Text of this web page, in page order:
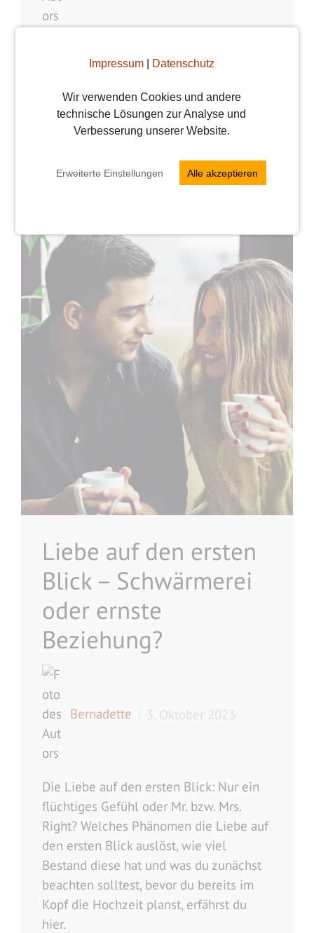
Impressum| Datenschutz
Wir verwenden Cookies und andere
technische Lösungen zur Analyse und
Verbesserung unserer Website.
Erweiterte Einstellungen Alle akzeptieren
lernen und so den richtigen Partner
Selbstliebe Guide mit 7 Tipps für deine
Partnersuche.
Liebe auf den ersten
Blick – Schwärmerei
oder ernste
Beziehung?
Bernadette 3. Oktober 2023
Die Liebe auf den ersten Blick: Nur ein
flüchtiges Gefühl oder Mr. bzw. Mrs.
Right? Welches Phänomen die Liebe auf
den ersten Blick auslöst, wie viel
Bestand diese hat und was du zunächst
beachten solltest, bevor du bereits im
Kopf die Hochzeit planst, erfährst du
hier.